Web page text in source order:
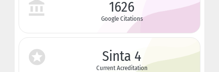
1626
Google Citations
Sinta 4
Current Acreditation